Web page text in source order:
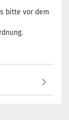
bitte vor dem